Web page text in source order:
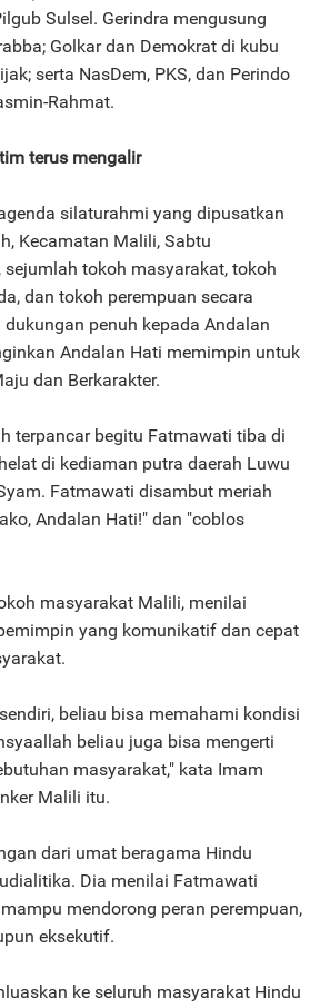
Sulsel. Gerindra mengusung
Golkar dan Demokrat di kubu
serta NasDem, PKS, dan Perindo
Rahmat.
terus mengalir
silaturahmi yang dipusatkan
Kecamatan Malili, Sabtu
tokoh masyarakat, tokoh
dan tokoh perempuan secara
penuh kepada Andalan
Andalan Hati memimpin untuk
dan Berkarakter.
terpancar begitu Fatmawati tiba di
di kediaman putra daerah Luwu
Fatmawati disambut meriah
Andalan Hati!" dan "coblos
masyarakat Malili, menilai
yang komunikatif dan cepat
beliau bisa memahami kondisi
beliau juga bisa mengerti
masyarakat," kata Imam
Malili itu.
dari umat beragama Hindu
Dia menilai Fatmawati
mendorong peran perempuan,
eksekutif.
ke seluruh masyarakat Hindu